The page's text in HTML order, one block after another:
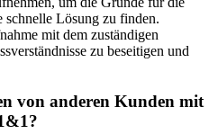
schnelle Lösung zu finden.
mit dem zuständigen
zu beseitigen und
von anderen Kunden mit